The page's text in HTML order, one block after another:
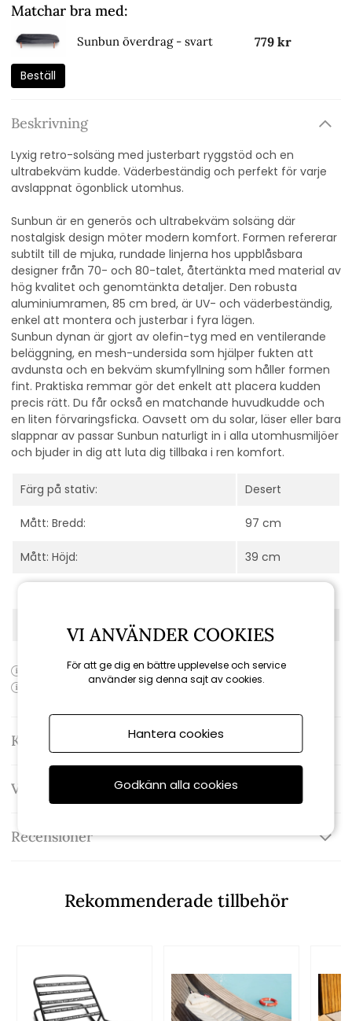
Matchar bra med:
Sunbun överdrag - svart 779 kr
Beställ
Beskrivning
Lyxig retro-solsäng med justerbart ryggstöd och en
ultrabekväm kudde. Väderbeständig och perfekt för varje
avslappnat ögonblick utomhus.
Sunbun är en generös och ultrabekväm solsäng där
nostalgisk design möter modern komfort. Formen refererar
subtilt till de mjuka, rundade linjerna hos uppblåsbara
designer från 70- och 80-talet, återtänkta med material av
hög kvalitet och genomtänkta detaljer. Den robusta
aluminiumramen, 85 cm bred, är UV- och väderbeständig,
enkel att montera och justerbar i fyra lägen.
Sunbun dynan är gjort av olefin-tyg med en ventilerande
beläggning, en mesh-undersida som hjälper fukten att
avdunsta och en bekväm skumfyllning som håller formen
fint. Praktiska remmar gör det enkelt att placera kudden
precis rätt. Du får också en matchande huvudkudde och
en liten förvaringsficka. Oavsett om du solar, läser eller bara
slappnar av passar Sunbun naturligt in i alla utomhusmiljöer
och bjuder in dig att luta dig tillbaka i ren komfort.
Färg på stativ: Desert
Mått: Bredd: 97 cm
Mått: Höjd: 39 cm
Sunbun
Produktens artikelnummer:107612-FB
Produktens EAN-kod: 8719773081964
Kontakta oss
Varumärke: Fatboy
Recensioner
Rekommenderade tillbehör
VI ANVÄNDER COOKIES
För att ge dig en bättre upplevelse och service
använder sig denna sajt av cookies.
Hantera cookies
Godkänn alla cookies